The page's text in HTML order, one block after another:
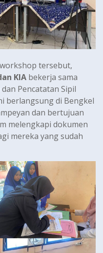
tersebut,
KIA bekerja sama
Pencatatan Sipil
berlangsung di Bengkel
dan bertujuan
melengkapi dokumen
mereka yang sudah